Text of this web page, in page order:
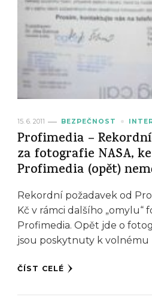
15. 6. 2011 BEZPEČNOST
Profimedia –
za fotografie NASA,
Profimedia (opět)
Rekordní požadavek od
Kč v rámci dalšího „omylu“
Profimedia. Opět jde o
jsou poskytnuty k volnému
ČÍST CELÉ